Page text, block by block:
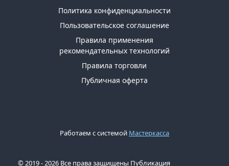
Политика конфиденциальности
Пользовательское соглашение
Правила применения
рекомендательных технологий
Правила торговли
Публичная оферта
Работаем с системой Мастеркасса
© 2019 - 2026 Все права защищены Публикация